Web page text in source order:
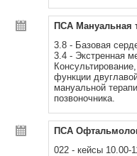
ПСА Мануальная
3.8 - Базовая
3.4 - Экстренная
функции
мануальной
позвоночника.
ПСА
022 - кейсы 10.00-